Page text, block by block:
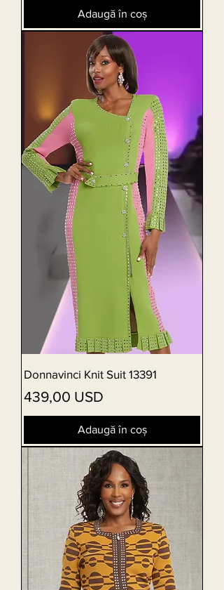
Adaugă în coș
Donnavinci Knit Suit 13391
Preț
439,00 USD
Adaugă în coș